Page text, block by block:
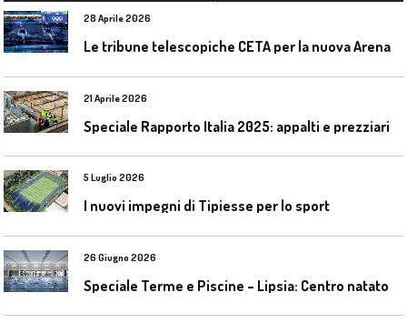
28 Aprile 2026
21 Aprile 2026
Speciale Rapporto Italia 2025: appalti e prezziari
5 Luglio 2026
I nuovi impegni di Tipiesse per lo sport
26 Giugno 2026